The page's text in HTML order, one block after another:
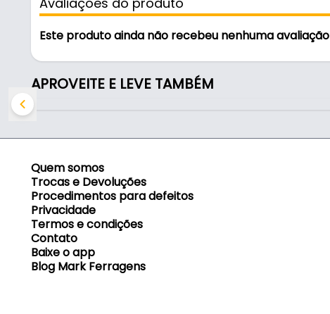
- Acabamento: Fosco
- Cor: Bronze
- Comprimento: 6 Metros
- Altura: 30mm
- Comercializado: 2 Barras de 3 Metros
- Medida de encaixe: 15mm
Este produto ainda não recebeu nenhuma avaliação
APROVEITE E LEVE TAMBÉM
Quem somos
Trocas e Devoluções
Procedimentos para defeitos
Privacidade
Termos e condições
Contato
Baixe o app
Blog Mark Ferragens